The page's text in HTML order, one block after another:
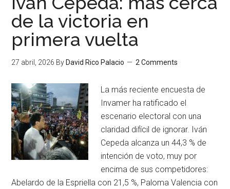
de la victoria en
primera vuelta
27 abril, 2026 By David Rico Palacio 2 Comments
La más reciente encuesta de
Invamer ha ratificado el
escenario electoral con una
claridad difícil de ignorar. Iván
Cepeda alcanza un 44,3 % de
intención de voto, muy por
encima de sus competidores:
Abelardo de la Espriella con 21,5 %, Paloma Valencia con